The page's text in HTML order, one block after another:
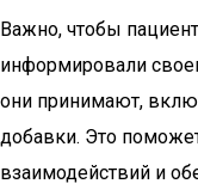
Важно, чтобы
информировали
они принимают,
добавки. Это
взаимодействий и